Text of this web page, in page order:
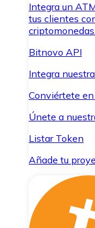
Integra un
tus clientes
criptomonedas.
Bitnovo API
Integra
Conviértete
Únete a
Listar Token
Añade tu